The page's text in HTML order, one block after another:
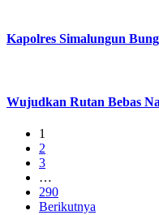
Kapolres Simalungun
Wujudkan Rutan Bebas
1
2
3
…
290
Berikutnya